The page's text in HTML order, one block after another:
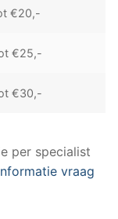
€20,-
€25,-
€30,-
per specialist
vraag